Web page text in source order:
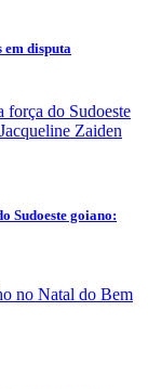
em disputa
Sudoeste goiano: